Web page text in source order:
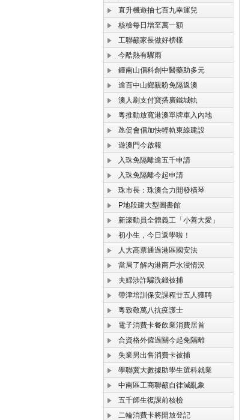
直升機遊抽七百九幸運兒
核檢每日增至萬一額
工聯籲家長做好榜樣
今酷熱有驟雨
鍾南山倡科創中醫藥助多元
逾百中山鄉親盼免隔返澳
澳人刷支付寶搭廣鐵城軌
粵推動放寬港澳單牌車入內地
氹促會倡加快輕軌東線建設
遊澳門今啟報
入珠免隔離逾五千申請
入珠免隔離今起申請
珠市長：珠澳合力開發橫琴
P地段建大型圖書館
新濠動員全體義工「小善大愛」
初小生，今日返學啦！
人大高票通過港區國安法
當局了解內港商戶水浸情況
夫婦涉詐騙洗錢被捕
帶津培訓保安課程廿五人獲聘
粵致敬萬八抗疫護士
電子消費卡餐飲業消費居首
合資格外僱過關今起免隔離
失業男出售消費卡被捕
學聯冀大數據助學生選科就業
中南區工商聯籲自律減亂象
五千師生復課前核檢
二輪消費卡將開放登記